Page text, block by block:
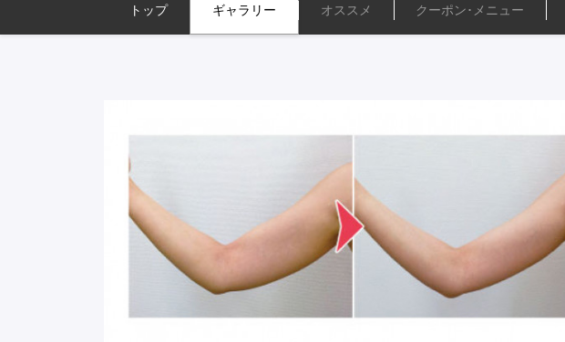
トップ ギャラリー オススメ クーポン･ メニュー